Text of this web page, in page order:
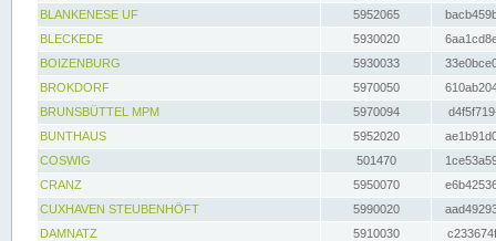
BLANKENESE UF
5952065
BLECKEDE
5930020
BOIZENBURG
5930033
BROKDORF
5970050
BRUNSBÜTTEL MPM
5970094
BUNTHAUS
5952020
COSWIG
501470
CRANZ
5950070
CUXHAVEN STEUBENHÖFT
5990020
DAMNATZ
5910030